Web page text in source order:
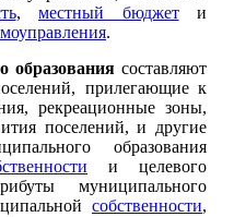
, местный бюджети
.
образования составляют
прилегающие к
рекреационные зоны,
поселений, и другие
образования
и целевого
муниципального
собственности,